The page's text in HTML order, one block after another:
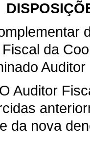
da
Auditor
O Auditor
da nova